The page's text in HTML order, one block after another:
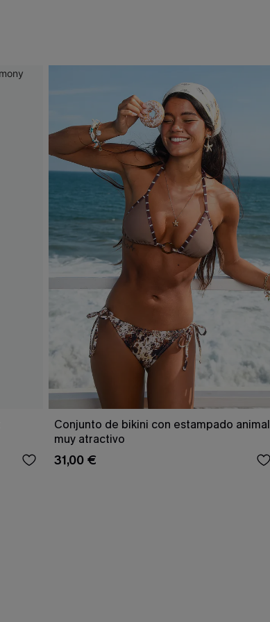
Conjunto de bikini con estampado animal
muy atractivo
31,00 €